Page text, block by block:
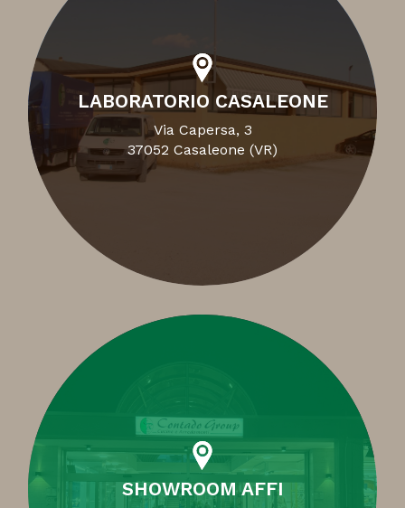
LABORATORIO CASALEONE
Via Capersa, 3
37052 Casaleone (VR)
SHOWROOM AFFI